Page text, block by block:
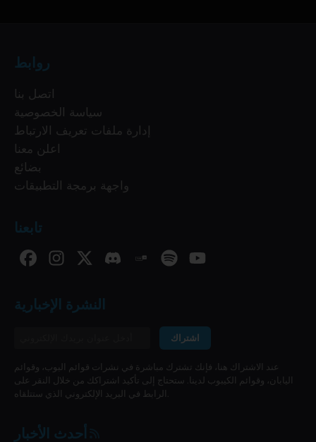
روابط
اتصل بنا
سياسة الخصوصية
إدارة ملفات تعريف الارتباط
اعلن معنا
بضائع
واجهة برمجة التطبيقات
تابعنا
النشرة الإخبارية
اشتراك
عند الاشتراك هنا، فإنك تشترك مباشرة في نشرات قوائم البوب، وقوائم
اليابان، وقوائم الكيبوب لدينا. ستحتاج إلى تأكيد اشتراكك من خلال النقر على
الرابط في البريد الإلكتروني الذي ستتلقاه.
أحدث الأخبار